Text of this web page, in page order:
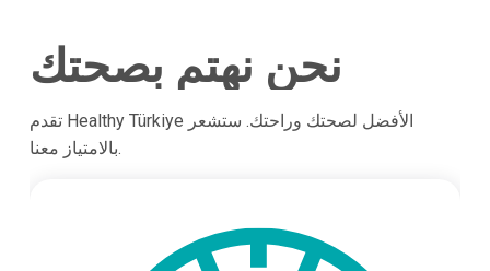
نحن نهتم بصحتك
تقدم Healthy Türkiye الأفضل لصحتك وراحتك. ستشعر
بالامتياز معنا.